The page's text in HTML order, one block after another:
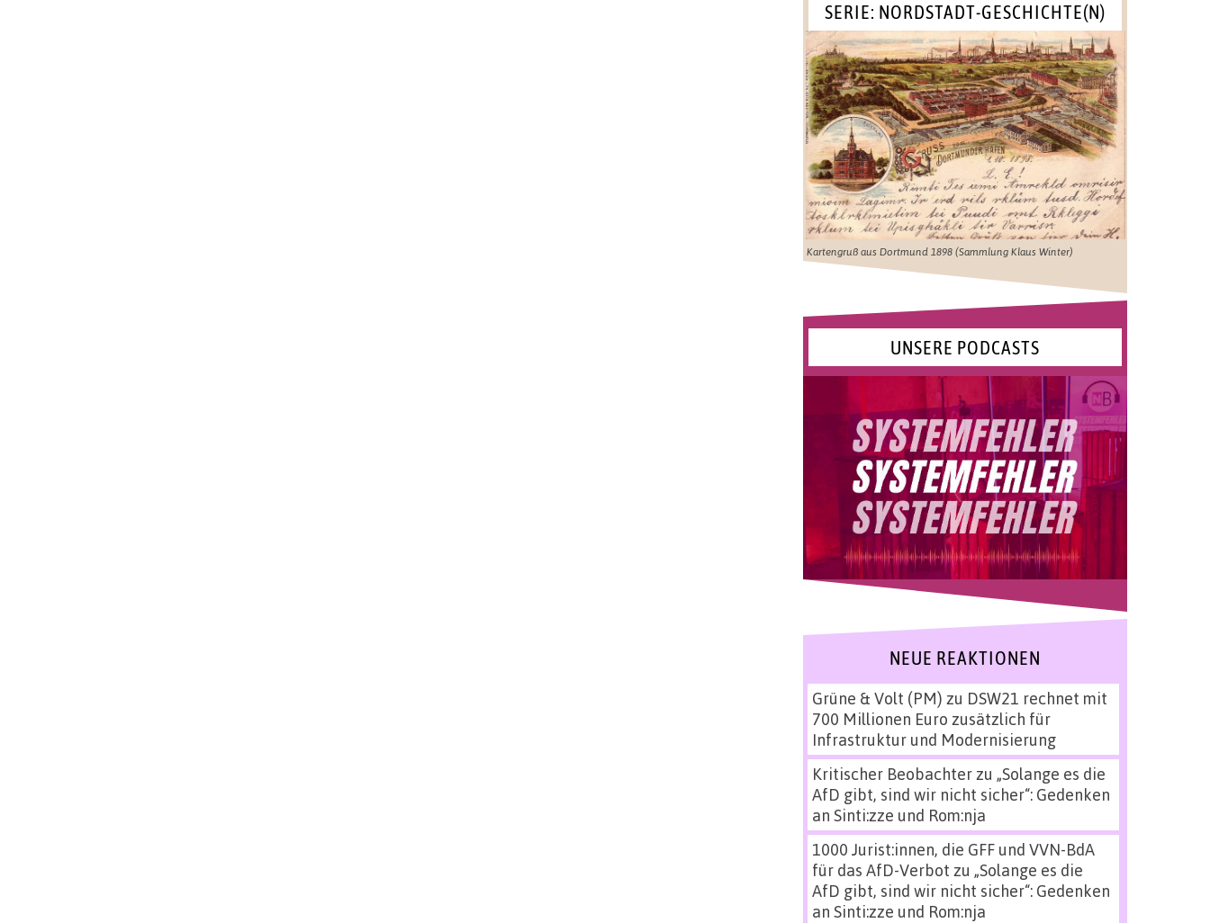
SERIE: NORDSTADT-GESCHICHTE(N)
Kartengruß aus Dortmund 1898 (Sammlung Klaus Winter)
UNSERE PODCASTS
NEUE REAKTIONEN
Grüne & Volt (PM) zu DSW21 rechnet mit
700 Millionen Euro zusätzlich für
Infrastruktur und Modernisierung
Kritischer Beobachterzu „Solange es die
AfD gibt, sind wir nicht sicher“: Gedenken
an Sinti:zze und Rom:nja
1000 Jurist:innen, die GFF und VVN-BdA
für das AfD-Verbot zu „Solange es die
AfD gibt, sind wir nicht sicher“: Gedenken
an Sinti:zze und Rom:nja